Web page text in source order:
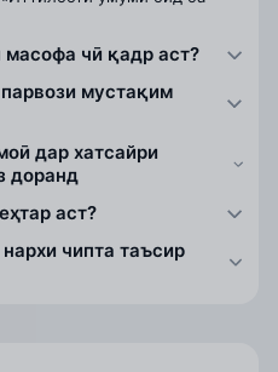
чӣ қадр аст?
мустақим
дар хатсайри
доранд
аст?
чипта таъсир